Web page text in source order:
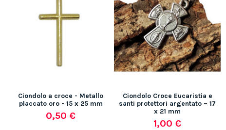
Ciondolo a croce - Metallo
placcato oro - 15 x 25 mm
0,50 €
Ciondolo Croce Eucaristia e
santi protettori argentato – 17
x 21 mm
1,00 €